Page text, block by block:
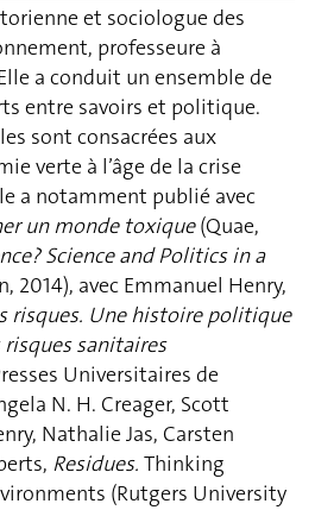
et sociologue des
professeure à
a conduit un ensemble de
entre savoirs et politique.
sont consacrées aux
verte à l’âge de la crise
a notamment publié avec
un monde toxique(Quae,
Science and Politics in a
2014), avec Emmanuel Henry,
risques. Une histoire politique
sanitaires
Universitaires de
N. H. Creager, Scott
Nathalie Jas, Carsten
Residues. Thinking
(Rutgers University